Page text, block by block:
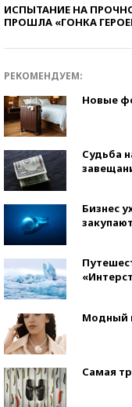
ИСПЫТАНИЕ НА
ПРОШЛА «ГОНКА
РЕКОМЕНДУЕМ:
Новые
Судьба
Бизнес
Модный
Самая